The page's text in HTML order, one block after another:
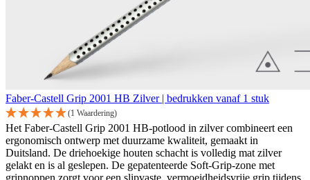
Faber-Castell Grip 2001 HB Zilver | bedrukken vanaf 1 stuk
(1 Waardering)
Het Faber-Castell Grip 2001 HB-potlood in zilver combineert een
ergonomisch ontwerp met duurzame kwaliteit, gemaakt in
Duitsland. De driehoekige houten schacht is volledig mat zilver
gelakt en is al geslepen. De gepatenteerde Soft-Grip-zone met